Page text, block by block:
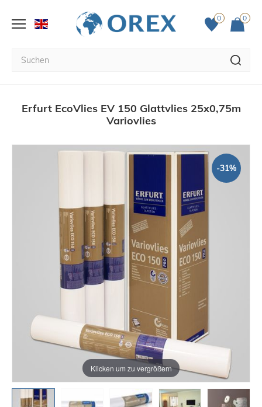
0 0
Erfurt EcoVlies EV 150 Glattvlies 25x0,75m
Variovlies
Klicken um zu vergrößern
-31%